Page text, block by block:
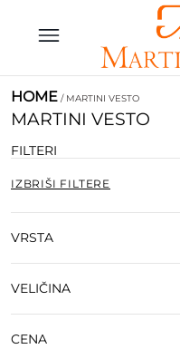
HOME / MARTINI VESTO
MARTINI VESTO
FILTERI
IZBRIŠI FILTERE
VRSTA
VELIČINA
CENA